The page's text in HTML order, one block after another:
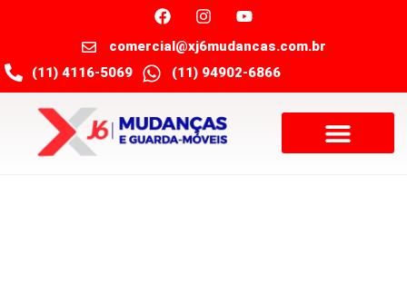
comercial@xj6mudancas.com.br
(11) 4116-5069
(11) 94902-6866